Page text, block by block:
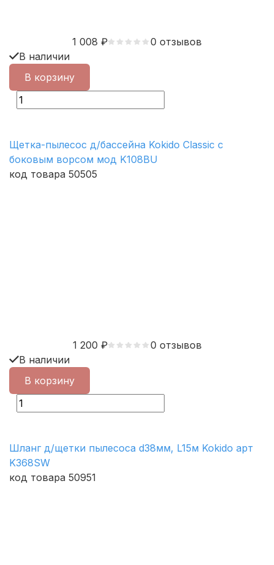
1 008 ₽
0 отзывов
В наличии
В корзину
Щетка-пылесос д/бассейна Kokido Classic с
боковым ворсом мод K108BU
код товара 50505
1 200 ₽
0 отзывов
В наличии
В корзину
Шланг д/щетки пылесоса d38мм, L15м Kokido арт
K368SW
код товара 50951